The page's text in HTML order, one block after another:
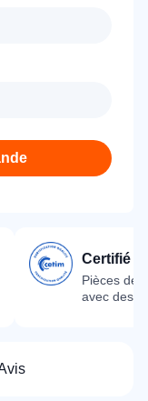
Certifié
Pièces
avec des